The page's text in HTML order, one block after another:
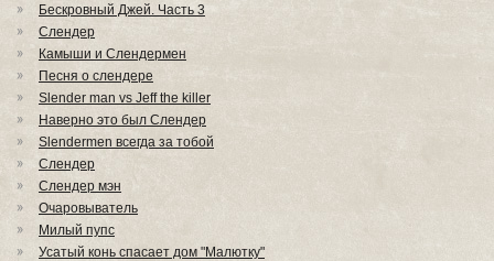
Бескровный Джей. Часть 3
Слендер
Камыши и Слендермен
Песня о слендере
Slender man vs Jeff the killer
Наверно это был Слендер
Slendermen всегда за тобой
Слендер
Слендер мэн
Очаровыватель
Милый пупс
Усатый конь спасает дом "Малютку"